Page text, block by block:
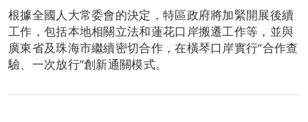
根據全國人大常委會的決定，特區政府將加緊開展後續
工作，包括本地相關立法和蓮花口岸搬遷工作等，並與
廣東省及珠海市繼續密切合作，在橫琴口岸實行“合作查
驗、一次放行”創新通關模式。